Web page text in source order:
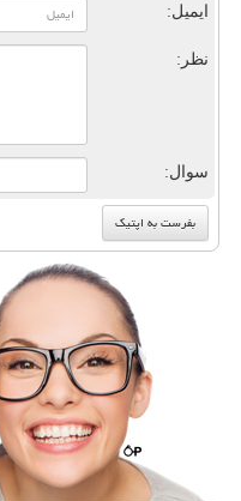
ایمیل:
نظر:
سوال: